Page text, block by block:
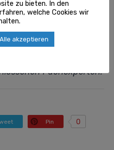
und wird
Fachexperten.
Pin 0
zu bieten. In den
welche Cookies wir
Alle akzeptieren